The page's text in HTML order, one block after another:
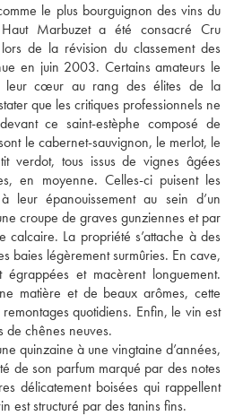
le plus bourguignon des vins du
Marbuzet a été consacré Cru
de la révision du classement des
en juin 2003. Certains amateurs le
leur cœur au rang des élites de la
que les critiques professionnels ne
ce saint-estèphe composé de
le cabernet-sauvignon, le merlot, le
verdot, tous issus de vignes âgées
en moyenne. Celles-ci puisent les
leur épanouissement au sein d’un
croupe de graves gunziennes et par
calcaire. La propriété s’attache à des
baies légèrement surmûries. En cave,
égrappées et macèrent longuement.
matière et de beaux arômes, cette
quotidiens. Enfin, le vin est
de chênes neuves.
quinzaine à une vingtaine d’années,
de son parfum marqué par des notes
délicatement boisées qui rappellent
est structuré par des tanins fins.